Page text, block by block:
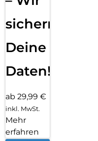
sichern
Deine
Daten!
ab 29,99 €
inkl. MwSt.
Mehr
erfahren